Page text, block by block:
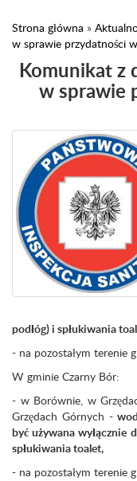
Strona główna »
w sprawie przydatności
Komunikat z
w sprawie
podłóg) i spłukiwania
- na pozostałym terenie
W gminie Czarny Bór:
- w Borównie, w
Grzędach Górnych -
być używana wyłącznie
spłukiwania toalet,
- na pozostałym terenie